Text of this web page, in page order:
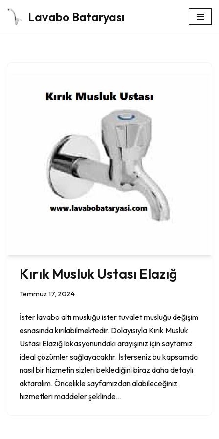
İçeriğe
Lavabo Bataryası
Kırık Musluk Ustası Elazığ
Temmuz 17, 2024
İster lavabo altı musluğu ister tuvalet musluğu değişim
esnasında kırılabilmektedir. Dolayısıyla Kırık Musluk
Ustası Elazığ lokasyonundaki arayışınız için sayfamız
ideal çözümler sağlayacaktır. İsterseniz bu kapsamda
nasıl bir hizmetin sizleri beklediğini biraz daha detaylı
aktaralım. Öncelikle sayfamızdan alabileceğiniz
hizmetleri maddeler şeklinde…